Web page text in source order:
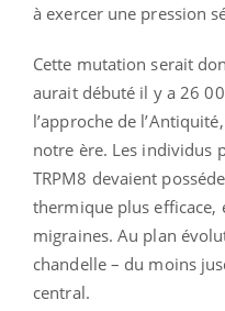
à exercer une pression
Cette mutation serait
aurait débuté il y a 26
l’approche de
notre ère. Les individus
TRPM8 devaient
thermique plus efficace,
migraines. Au plan
chandelle – du moins
central.